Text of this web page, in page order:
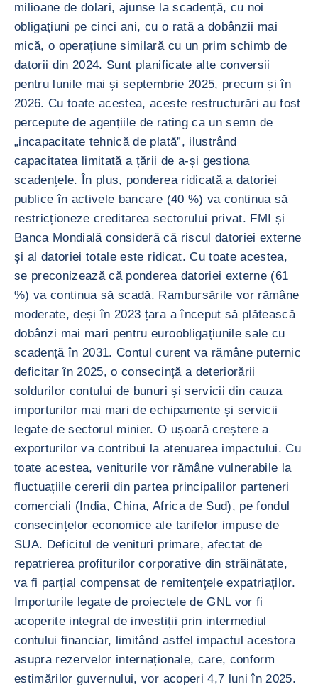
milioane de dolari, ajunse la scadență, cu noi
obligațiuni pe cinci ani, cu o rată a dobânzii mai
mică, o operațiune similară cu un prim schimb de
datorii din 2024. Sunt planificate alte conversii
pentru lunile mai și septembrie 2025, precum și în
2026. Cu toate acestea, aceste restructurări au fost
percepute de agențiile de rating ca un semn de
„incapacitate tehnică de plată”, ilustrând
capacitatea limitată a țării de a-și gestiona
scadențele. În plus, ponderea ridicată a datoriei
publice în activele bancare (40 %) va continua să
restricționeze creditarea sectorului privat. FMI și
Banca Mondială consideră că riscul datoriei externe
și al datoriei totale este ridicat. Cu toate acestea,
se preconizează că ponderea datoriei externe (61
%) va continua să scadă. Rambursările vor rămâne
moderate, deși în 2023 țara a început să plătească
dobânzi mai mari pentru euroobligațiunile sale cu
scadență în 2031. Contul curent va rămâne puternic
deficitar în 2025, o consecință a deteriorării
soldurilor contului de bunuri și servicii din cauza
importurilor mai mari de echipamente și servicii
legate de sectorul minier. O ușoară creștere a
exporturilor va contribui la atenuarea impactului. Cu
toate acestea, veniturile vor rămâne vulnerabile la
fluctuațiile cererii din partea principalilor parteneri
comerciali (India, China, Africa de Sud), pe fondul
consecințelor economice ale tarifelor impuse de
SUA. Deficitul de venituri primare, afectat de
repatrierea profiturilor corporative din străinătate,
va fi parțial compensat de remitențele expatriaților.
Importurile legate de proiectele de GNL vor fi
acoperite integral de investiții prin intermediul
contului financiar, limitând astfel impactul acestora
asupra rezervelor internaționale, care, conform
estimărilor guvernului, vor acoperi 4,7 luni în 2025.